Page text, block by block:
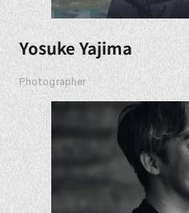
Yosuke Yajima
Photographer